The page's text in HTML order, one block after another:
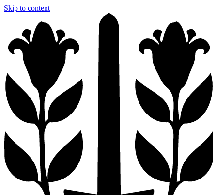
Skip to content